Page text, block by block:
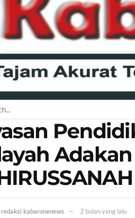
NEWS BISNIS EKONOMI
redaksi kabaronenews 2 bulan yang lalu